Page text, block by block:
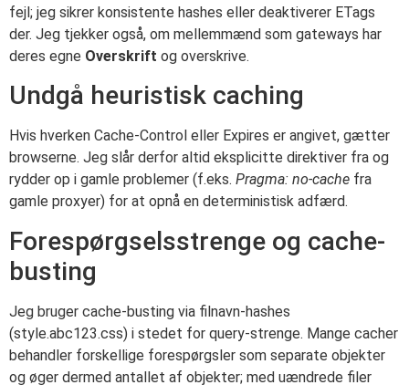
fejl; jeg sikrer konsistente hashes eller deaktiverer ETags
der. Jeg tjekker også, om mellemmænd som gateways har
deres egne Overskrift og overskrive.
Undgå heuristisk caching
Hvis hverken Cache-Control eller Expires er angivet, gætter
browserne. Jeg slår derfor altid eksplicitte direktiver fra og
rydder op i gamle problemer (f.eks. Pragma: no-cache fra
gamle proxyer) for at opnå en deterministisk adfærd.
Forespørgselsstrenge og cache-
busting
Jeg bruger cache-busting via filnavn-hashes
(style.abc123.css) i stedet for query-strenge. Mange cacher
behandler forskellige forespørgsler som separate objekter
og øger dermed antallet af objekter; med uændrede filer